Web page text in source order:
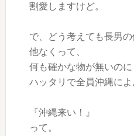
割愛しますけど。
で、どう考えても長男
他なくって、
何も確かな物が無いのに
ハッタリで全員沖縄によ
『沖縄来い！』
って。